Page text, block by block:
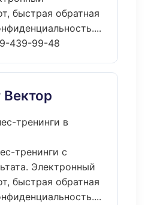
быстрая обратная
439-99-48
тренинги в
тренинги с
Электронный
быстрая обратная